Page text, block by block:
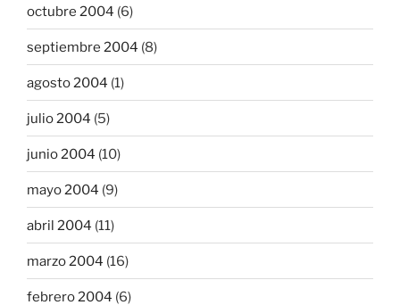
octubre 2004 (6)
septiembre 2004 (8)
agosto 2004 (1)
julio 2004 (5)
junio 2004 (10)
mayo 2004 (9)
abril 2004 (11)
marzo 2004 (16)
febrero 2004 (6)